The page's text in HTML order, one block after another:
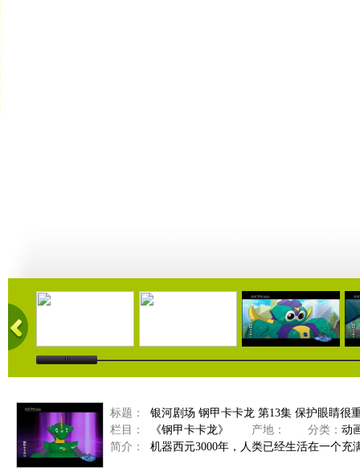
20:24 19:38 18:58
标题：
银河剧场 钢甲卡卡龙 第13集 保护眼睛很
栏目：
《钢甲卡卡龙》 产地： 分类： 动
简介：
机器西元3000年，人类已经生活在一个